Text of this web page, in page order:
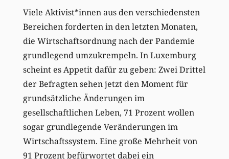
Viele Aktivist*innen aus den verschiedensten
Bereichen forderten in den letzten Monaten,
die Wirtschaftsordnung nach der Pandemie
grundlegend umzukrempeln. In Luxemburg
scheint es Appetit dafür zu geben: Zwei Drittel
der Befragten sehen jetzt den Moment für
grundsätzliche Änderungen im
gesellschaftlichen Leben, 71 Prozent wollen
sogar grundlegende Veränderungen im
Wirtschaftssystem. Eine große Mehrheit von
91 Prozent befürwortet dabei ein